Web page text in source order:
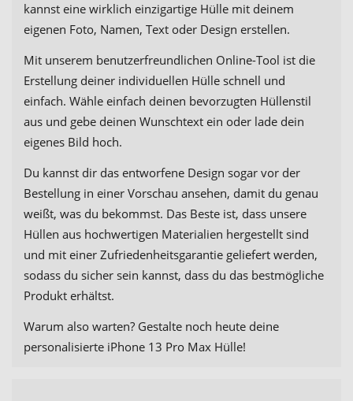
kannst eine wirklich einzigartige Hülle mit deinem
eigenen Foto, Namen, Text oder Design erstellen.
Mit unserem benutzerfreundlichen Online-Tool ist die
Erstellung deiner individuellen Hülle schnell und
einfach. Wähle einfach deinen bevorzugten Hüllenstil
aus und gebe deinen Wunschtext ein oder lade dein
eigenes Bild hoch.
Du kannst dir das entworfene Design sogar vor der
Bestellung in einer Vorschau ansehen, damit du genau
weißt, was du bekommst. Das Beste ist, dass unsere
Hüllen aus hochwertigen Materialien hergestellt sind
und mit einer Zufriedenheitsgarantie geliefert werden,
sodass du sicher sein kannst, dass du das bestmögliche
Produkt erhältst.
Warum also warten? Gestalte noch heute deine
personalisierte iPhone 13 Pro Max Hülle!